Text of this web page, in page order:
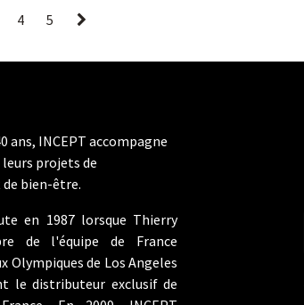
4 5
ans, INCEPT accompagne
projets de
bien-être.
en 1987 lorsque Thierry
de l'équipe de France
Olympiques de Los Angeles
le distributeur exclusif de